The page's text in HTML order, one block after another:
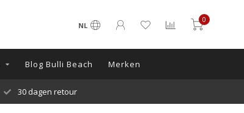
NL
0
Blog Bulli Beach Merken
30 dagen retour